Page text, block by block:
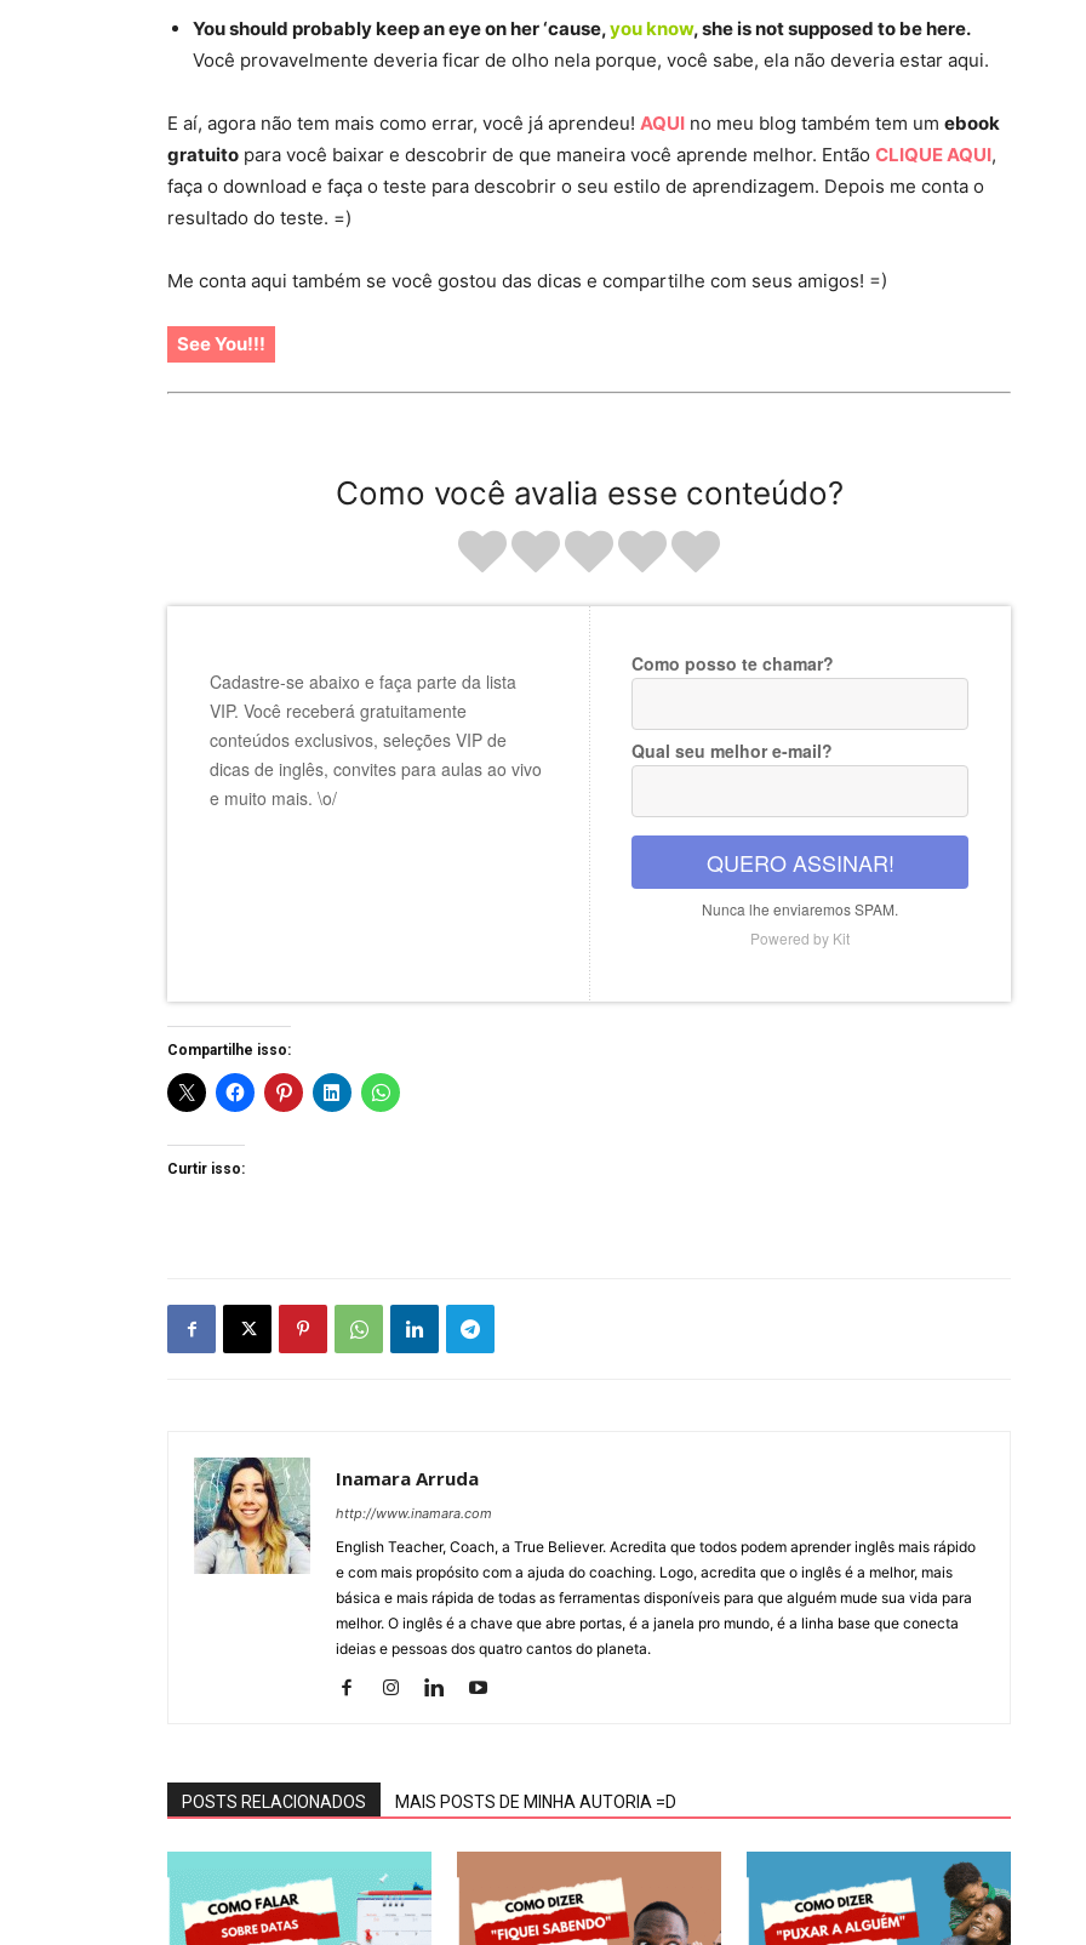
You should probably keep an eye on her ‘cause,you know, she is not supposed to be here.
Você provavelmente deveria ficar de olho nela porque, você sabe, ela não deveria estar aqui.
E aí, agora não tem mais como errar, você já aprendeu! AQUI no meu blog também tem um ebook
gratuito para você baixar e descobrir de que maneira você aprende melhor. Então CLIQUE AQUI,
faça o download e faça o teste para descobrir o seu estilo de aprendizagem. Depois me conta o
resultado do teste. =)
Me conta aqui também se você gostou das dicas e compartilhe com seus amigos! =)
See You!!!
Como você avalia esse conteúdo?
Cadastre-se abaixo e faça parte da lista
VIP. Você receberá gratuitamente
conteúdos exclusivos, seleções VIP de
dicas de inglês, convites para aulas ao vivo
e muito mais. \o/
Como posso te chamar?
Qual seu melhor e-mail?
QUERO ASSINAR!
Nunca lhe enviaremos SPAM.
Powered by Kit
Compartilhe isso:
Curtir isso:
Inamara Arruda
http://www.inamara.com
English Teacher, Coach, a True Believer. Acredita que todos podem aprender inglês mais rápido
e com mais propósito com a ajuda do coaching. Logo, acredita que o inglês é a melhor, mais
básica e mais rápida de todas as ferramentas disponíveis para que alguém mude sua vida para
melhor. O inglês é a chave que abre portas, é a janela pro mundo, é a linha base que conecta
ideias e pessoas dos quatro cantos do planeta.
POSTS RELACIONADOS MAIS POSTS DE MINHA AUTORIA =D